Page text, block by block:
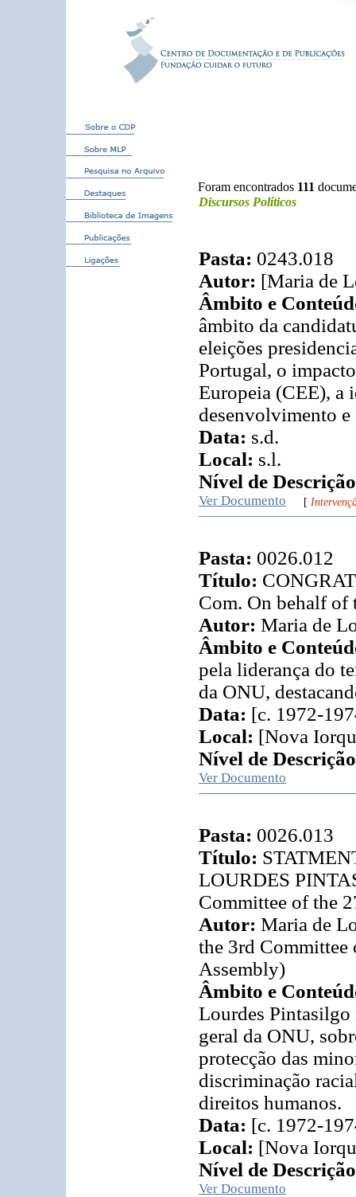
Foram encontrados 111
Discursos Políticos
Pasta: 0243.018
Autor: [Maria de
Âmbito e
âmbito da
eleições
Portugal, o
Europeia (CEE), a
desenvolvimento e
Data: s.d.
Local: s.l.
Nível de
Ver Documento [
Pasta: 0026.012
Título:
Com. On behalf of
Autor: Maria de
Âmbito e
pela liderança do
da ONU,
Data: [c. 1972-
Local: [Nova
Nível de
Ver Documento
Pasta: 0026.013
Título:
LOURDES
Committee of the
Autor: Maria de
the 3rd Committee
Assembly)
Âmbito e
Lourdes Pintasilgo
geral da ONU,
protecção das
discriminação
direitos humanos.
Data: [c. 1972-
Local: [Nova
Nível de
Ver Documento